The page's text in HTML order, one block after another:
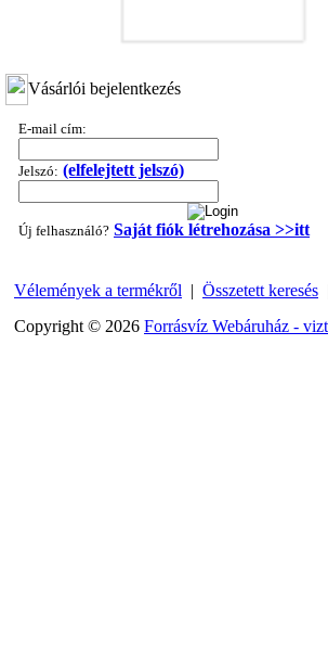
---------
"T" elosztó-idom 1/4"x3/8"x1/4",
Vásárlói bejelentkezés
E-mail cím:
Jelszó: (elfelejtett jelszó)
Új felhasználó? Saját fiók létrehozása >>itt
Vélemények a termékről | Összetett keresés |
Copyright © 2026 Forrásvíz Webáruház -